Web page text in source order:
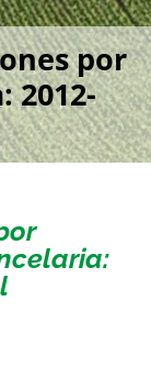
por
2012-